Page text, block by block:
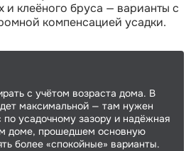
и клеёного бруса — варианты с
компенсацией усадки.
с учётом возраста дома. В
максимальной — там нужен
по усадочному зазору и надёжная
доме, прошедшем основную
более «спокойные» варианты.